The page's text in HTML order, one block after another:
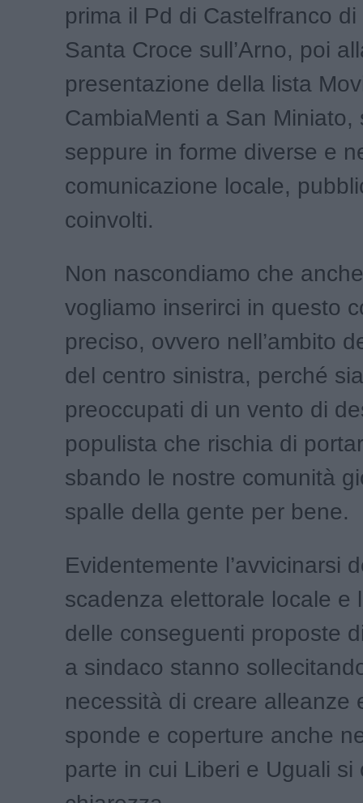
prima il Pd di Castelfranco
Santa Croce sull’Arno, poi
presentazione della lista
CambiaMenti a San Miniato,
seppure in forme diverse e
comunicazione locale,
coinvolti.
Non nascondiamo che
vogliamo inserirci in questo
preciso, ovvero nell’ambito
del centro sinistra, perché
preoccupati di un vento di
populista che rischia di
sbando le nostre comunità
spalle della gente per bene.
Evidentemente l’avvicinarsi
scadenza elettorale locale e
delle conseguenti proposte
a sindaco stanno
necessità di creare alleanze
sponde e coperture anche
parte in cui Liberi e Uguali si